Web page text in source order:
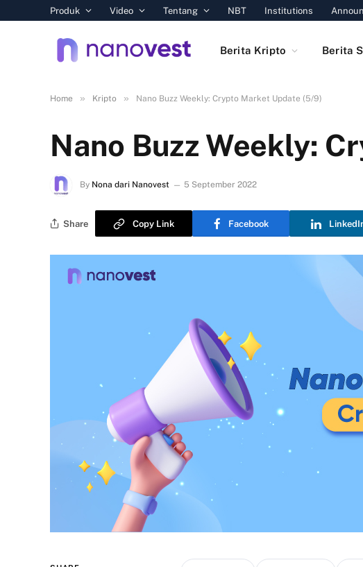
Produk Video Tentang NBT Institutions
Berita Kripto Berita
Home » Kripto » Nano Buzz Weekly: Crypto Market Update (5/9)
Nano Buzz Weekly:
By Nona dari Nanovest 5 September 2022
Share Copy Link Facebook